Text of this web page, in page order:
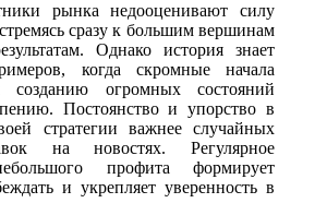
рынка недооценивают силу
сразу к большим вершинам
Однако история знает
когда скромные начала
огромных состояний
Постоянство и упорство в
стратегии важнее случайных
на новостях. Регулярное
профита формирует
и укрепляет уверенность в